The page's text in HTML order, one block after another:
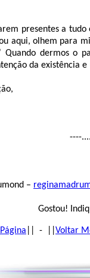
presentes a
aqui, olhem para
Quando dermos o
da existência
----
–
Gostou!
|| - || Voltar